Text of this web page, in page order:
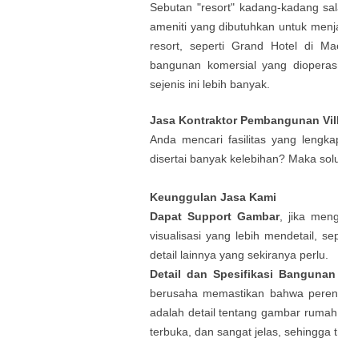
Sebutan "resort" kadang-kadang
ameniti yang dibutuhkan untuk
resort, seperti Grand Hotel di
bangunan komersial yang
sejenis ini lebih banyak.
Jasa Kontraktor Pembangunan
Anda mencari fasilitas yang
disertai banyak kelebihan? Maka
Keunggulan Jasa Kami
Dapat Support Gambar, jika
visualisasi yang lebih mendetail,
detail lainnya yang sekiranya perlu.
Detail dan Spesifikasi
berusaha memastikan bahwa
adalah detail tentang gambar
terbuka, dan sangat jelas, sehingga